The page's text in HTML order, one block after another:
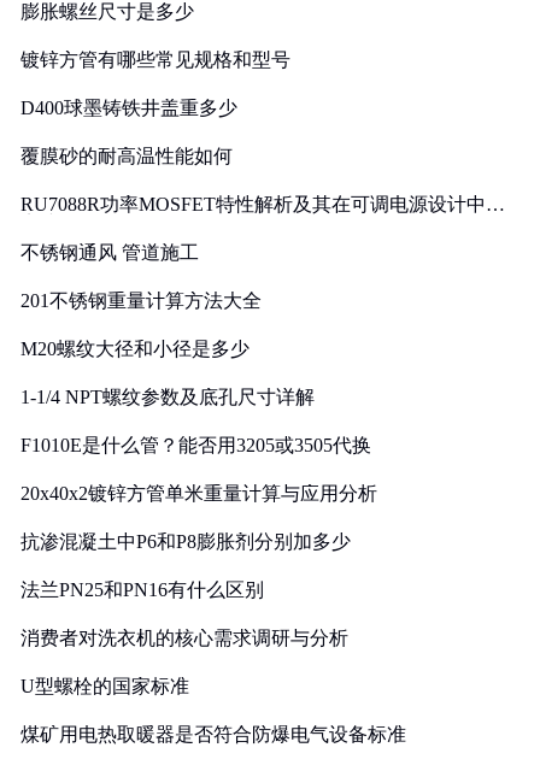
膨胀螺丝尺寸是多少
镀锌方管有哪些常见规格和型号
D400球墨铸铁井盖重多少
覆膜砂的耐高温性能如何
RU7088R功率MOSFET特性解析及其在可调电源设计中的
不锈钢通风 管道施工
201不锈钢重量计算方法大全
M20螺纹大径和小径是多少
1-1/4 NPT螺纹参数及底孔尺寸详解
F1010E是什么管？能否用3205或3505代换
20x40x2镀锌方管单米重量计算与应用分析
抗渗混凝土中P6和P8膨胀剂分别加多少
法兰PN25和PN16有什么区别
消费者对洗衣机的核心需求调研与分析
U型螺栓的国家标准
煤矿用电热取暖器是否符合防爆电气设备标准